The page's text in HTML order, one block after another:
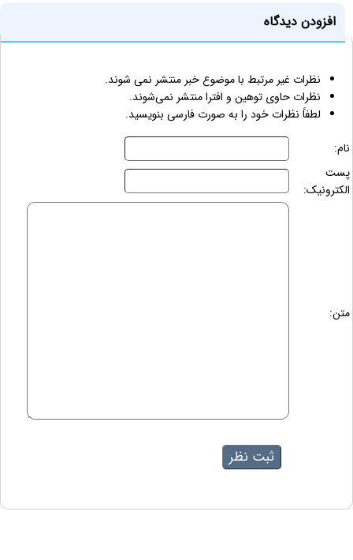
افزودن دیدگاه
نظرات غیر مرتبط با موضوع خبر منتشر نمی شوند.
نظرات حاوی توهین و افترا منتشر نمی‌شوند.
لطفاً نظرات خود را به صورت فارسی بنویسید.
نام:
پست
الکترونیک:
متن: